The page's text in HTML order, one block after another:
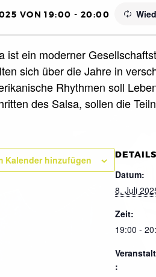
VON 19:00 -20:00
ist ein moderner
sich über die Jahre in
Rhythmen soll
des Salsa, sollen die
Kalender hinzufügen DETAILS
Datum:
8. Juli
Zeit:
19:00 -
: